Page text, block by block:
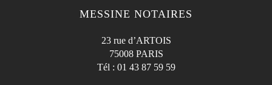
MESSINE NOTAIRES
23 rue d’ARTOIS
75008 PARIS
Tél : 01 43 87 59 59